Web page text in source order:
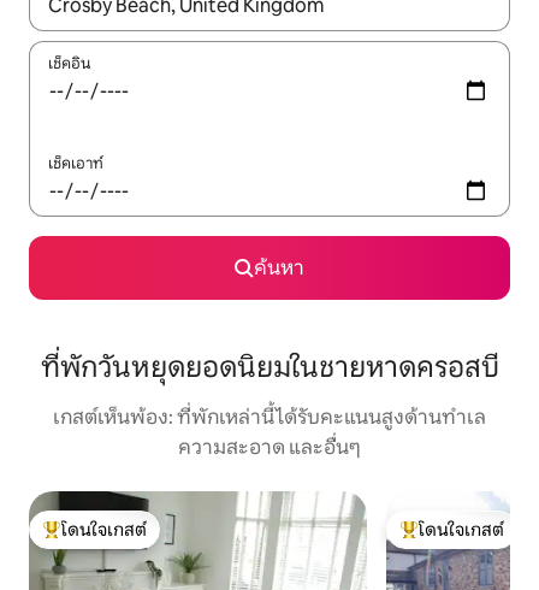
เช็คอิน
เช็คเอาท์
ค้นหา
ที่พักวันหยุดยอดนิยมในชายหาดครอสบี
เกสต์เห็นพ้อง: ที่พักเหล่านี้ได้รับคะแนนสูงด้านทำเล
ความสะอาด และอื่นๆ
โดนใจเกสต์ที่สุด
โดนใจเกสต์
โดนใจเกสต์ที่สุด
โดนใจเกสต์